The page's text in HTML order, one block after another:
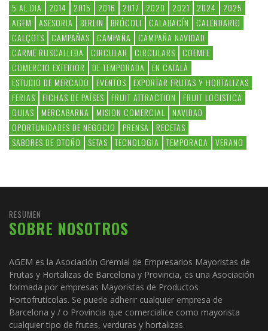
5 AL DIA 2014 2015 2016 2017 2020 2021 2024
2025
AGEM
ASESORIA BERLIN BRÓCOLI CALABACÍN
CALENDARIO
CALÇOTS
CAMPAÑAS CAMPAÑA
CAMPAÑA NAVIDAD
CARME RUSCALLEDA
CIRCULAR CIRCULARS
COEMFE
COMERCIO EXTERIOR
DE TEMPORADA
EN CATALÀ
ESTUDIO DE MERCADO
EVENTOS
EXPORTAR FRUTAS Y HORTALIZAS
FERIAS
FICHAS DE PAÍSES FRUIT ATTRACTION
FRUIT LOGISTICA
GUIAS
MERCABARNA MISION COMERCIAL
NAVIDAD
OPORTUNIDADES DE NEGOCIO
PRENSA
RECETAS
SABORES DE OTOÑO
SETAS TECNOLOGIA TEMPORADA VERANO
RESUMEN
SOBRE NOSOTROS
AGEM es la Asociación Gremial de Empresarios Mayoristas de
Frutas y Hortalizas de Barcelona y Provincia, es una Asociación
formada por empresas Mayoristas de Productos
Hortofrutícolas. Se puede adherir cualquier empresa de
Barcelona y / o Provincia que comercialice como mayorista
cualquier tipo de frutas, verduras y hortalizas.